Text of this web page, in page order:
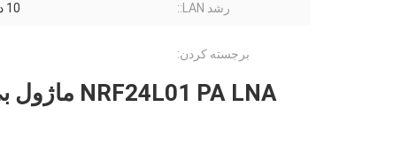
رشد LAN:: 10 دسی بل
برجسته کردن: